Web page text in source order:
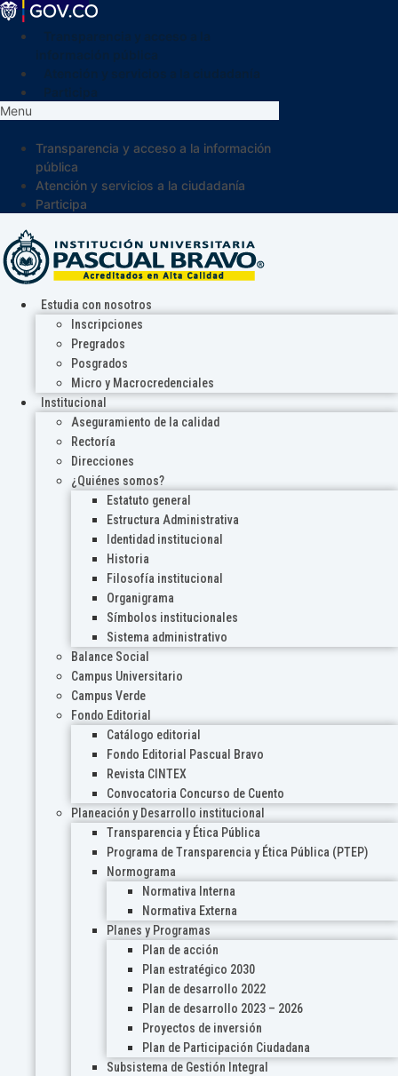
Menu
Transparencia y acceso a la información
pública
Atención y servicios a la ciudadanía
Participa
Estudia con nosotros
Inscripciones
Pregrados
Posgrados
Micro y Macrocredenciales
Institucional
Aseguramiento de la calidad
Rectoría
Direcciones
¿Quiénes somos?
Estatuto general
Estructura Administrativa
Identidad institucional
Historia
Filosofía institucional
Organigrama
Símbolos institucionales
Sistema administrativo
Balance Social
Campus Universitario
Campus Verde
Fondo Editorial
Catálogo editorial
Fondo Editorial Pascual Bravo
Revista CINTEX
Convocatoria Concurso de Cuento
Planeación y Desarrollo institucional
Transparencia y Ética Pública
Programa de Transparencia y Ética Pública (PTEP)
Normograma
Normativa Interna
Normativa Externa
Planes y Programas
Plan de acción
Plan estratégico 2030
Plan de desarrollo 2022
Plan de desarrollo 2023 – 2026
Proyectos de inversión
Plan de Participación Ciudadana
Subsistema de Gestión Integral